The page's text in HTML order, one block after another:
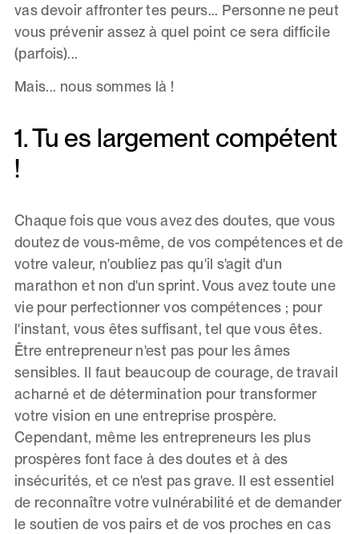
vas devoir affronter tes peurs... Personne ne peut
vous prévenir assez à quel point ce sera difficile
(parfois)...
Mais... nous sommes là !
1. Tu es largement compétent
!
Chaque fois que vous avez des doutes, que vous
doutez de vous-même, de vos compétences et de
votre valeur, n'oubliez pas qu'il s'agit d'un
marathon et non d'un sprint. Vous avez toute une
vie pour perfectionner vos compétences ; pour
l'instant, vous êtes suffisant, tel que vous êtes.
Être entrepreneur n'est pas pour les âmes
sensibles. Il faut beaucoup de courage, de travail
acharné et de détermination pour transformer
votre vision en une entreprise prospère.
Cependant, même les entrepreneurs les plus
prospères font face à des doutes et à des
insécurités, et ce n'est pas grave. Il est essentiel
de reconnaître votre vulnérabilité et de demander
le soutien de vos pairs et de vos proches en cas